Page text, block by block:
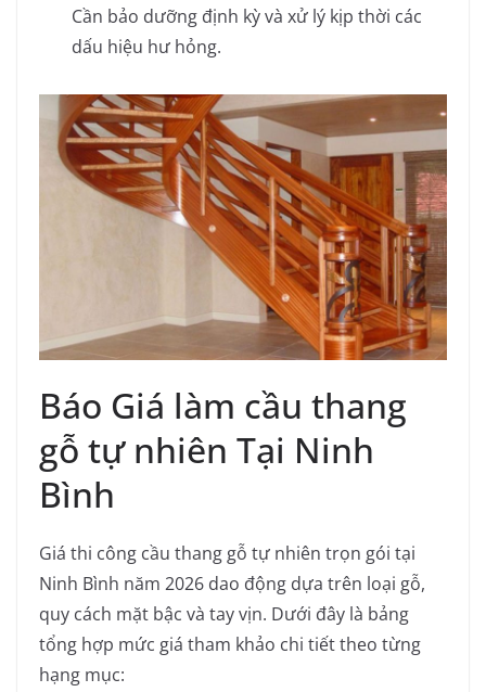
Cần bảo dưỡng định kỳ và xử lý kịp thời các
dấu hiệu hư hỏng.
Báo Giá làm cầu thang
gỗ tự nhiên Tại Ninh
Bình
Giá thi công cầu thang gỗ tự nhiên trọn gói tại
Ninh Bình năm 2026 dao động dựa trên loại gỗ,
quy cách mặt bậc và tay vịn. Dưới đây là bảng
tổng hợp mức giá tham khảo chi tiết theo từng
hạng mục: